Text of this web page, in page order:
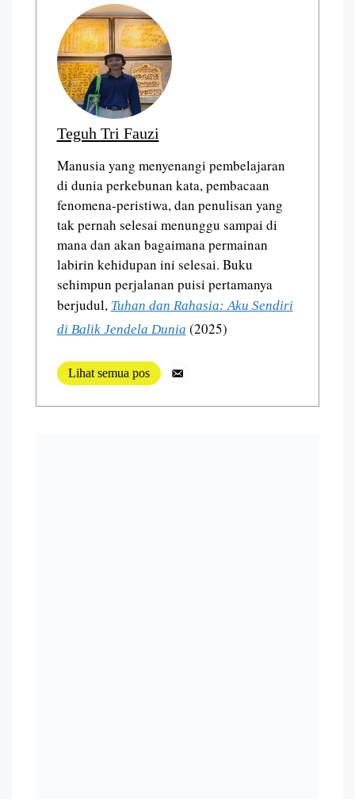
Teguh Tri Fauzi
Manusia yang menyenangi pembelajaran
di dunia perkebunan kata, pembacaan
fenomena-peristiwa, dan penulisan yang
tak pernah selesai menunggu sampai di
mana dan akan bagaimana permainan
labirin kehidupan ini selesai. Buku
sehimpun perjalanan puisi pertamanya
berjudul, Tuhan dan Rahasia: Aku Sendiri
di Balik Jendela Dunia (2025)
Lihat semua pos